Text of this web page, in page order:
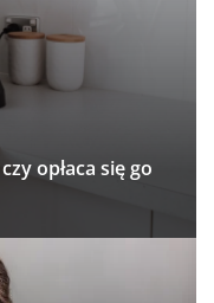
opłaca się go